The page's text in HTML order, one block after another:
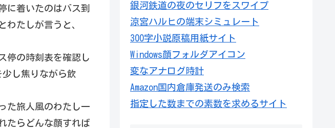
に着いたのはバス到
わたしが言うと、
停の時刻表を確認し
し焦りながら飲
た旅人風のわたし一
たらどんな顔すれば
銀河鉄道の夜のセリフをスワイプ
涼宮ハルヒの端末シミュレート
300字小説原稿用紙サイト
Windows顔フォルダアイコン
変なアナログ時計
Amazon国内倉庫発送のみ検索
指定した数までの素数を求めるサイト